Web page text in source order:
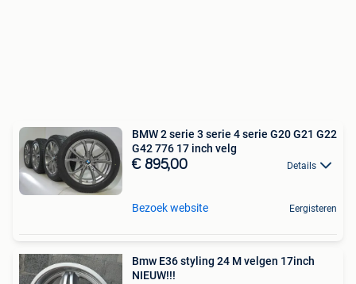
BMW 2 serie 3 serie 4 serie G20 G21 G22
G42 776 17 inch velg
€ 895,00 Details
Bezoek website Eergisteren
Bmw E36 styling 24 M velgen 17inch
NIEUW!!!